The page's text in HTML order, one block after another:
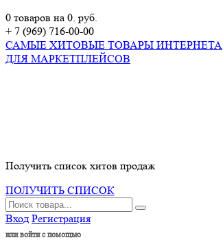
0 товаров на 0. руб.
+ 7 (969) 716-00-00
САМЫЕ ХИТОВЫЕ ТОВАРЫ ИНТЕРНЕТА
ДЛЯ МАРКЕТПЛЕЙСОВ
Получить список хитов продаж
ПОЛУЧИТЬ СПИСОК
Вход Регистрация
или войти с помощью